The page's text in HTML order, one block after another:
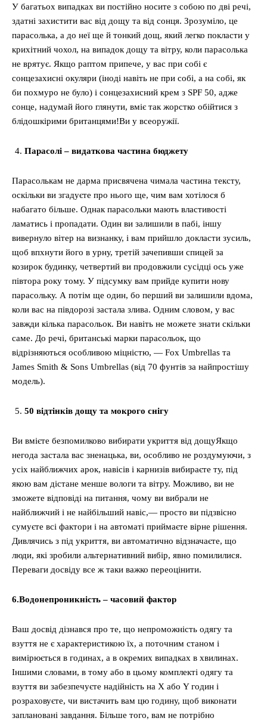
У багатьох випадках ви постійно носите з собою по дві речі,
здатні захистити вас від дощу та від сонця. Зрозуміло, це
парасолька, а до неї ще й тонкий дощ, який легко покласти у
крихітний чохол, на випадок дощу та вітру, коли парасолька
не врятує. Якщо раптом припече, у вас при собі є
сонцезахисні окуляри (іноді навіть не при собі, а на собі, як
би похмуро не було) і сонцезахисний крем з SPF 50, адже
сонце, надумай його глянути, вміє так жорстко обійтися з
блідошкірими британцями!Ви у всеоружії.
Парасолі – видаткова частина бюджету
Парасолькам не дарма присвячена чимала частина тексту,
оскільки ви згадуєте про нього ще, чим вам хотілося б
набагато більше. Однак парасольки мають властивості
ламатись і пропадати. Один ви залишили в пабі, іншу
вивернуло вітер на визнанку, і вам прийшло докласти зусиль,
щоб впхнути його в урну, третій зачепивши спицей за
козирок будинку, четвертий ви продовжили сусідці ось уже
півтора року тому. У підсумку вам прийде купити нову
парасольку. А потім ще один, бо перший ви залишили вдома,
коли вас на півдорозі застала злива. Одним словом, у вас
завжди кілька парасольок. Ви навіть не можете знати скільки
саме. До речі, британські марки парасольок, що
відрізняються особливою міцністю, — Fox Umbrellas та
James Smith & Sons Umbrellas (від 70 фунтів за найпростішу
модель).
50 відтінків дощу та мокрого снігу
Ви вмієте безпомилково вибирати укриття від дощуЯкщо
негода застала вас зненацька, ви, особливо не роздумуючи, з
усіх найближчих арок, навісів і карнизів вибираєте ту, під
якою вам дістане менше вологи та вітру. Можливо, ви не
зможете відповіді на питання, чому ви вибрали не
найближчий і не найбільший навіс,— просто ви підзвісно
сумуєте всі фактори і на автоматі приймаєте вірне рішення.
Дивлячись з під укриття, ви автоматично відзначаєте, що
люди, які зробили альтернативний вибір, явно помилилися.
Переваги досвіду все ж таки важко переоцінити.
6.Водонепроникність – часовий фактор
Ваш досвід дізнався про те, що непроможність одягу та
взуття не є характеристикою їх, а поточним станом і
вимірюється в годинах, а в окремих випадках в хвилинах.
Іншими словами, в тому або в цьому комплекті одягу та
взуття ви забезпечуєте надійність на X або Y годин і
розраховуєте, чи вистачить вам цю годину, щоб виконати
заплановані завдання. Більше того, вам не потрібно